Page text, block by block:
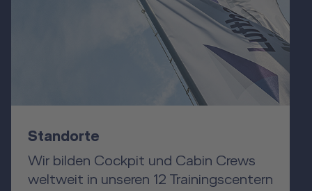
Standorte
Wir bilden Cockpit und Cabin Crews
weltweit in unseren 12 Trainingscentern